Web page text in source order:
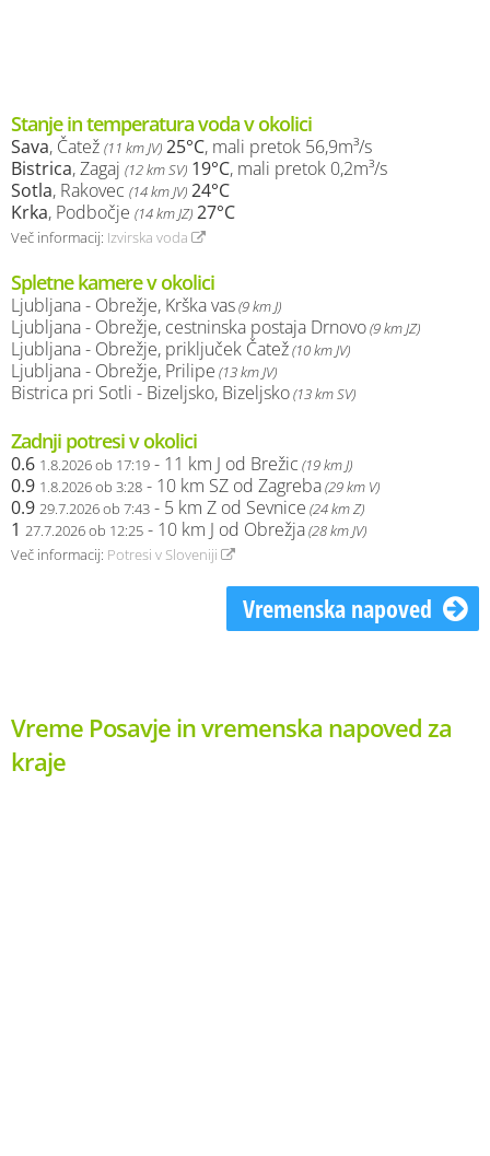
Stanje in temperatura voda v okolici
Sava, Čatež (11 km JV) 25°C, mali pretok 56,9m³/s
Bistrica, Zagaj (12 km SV) 19°C, mali pretok 0,2m³/s
Sotla, Rakovec (14 km JV) 24°C
Krka, Podbočje (14 km JZ) 27°C
Več informacij: Izvirska voda
Spletne kamere v okolici
Ljubljana - Obrežje, Krška vas(9 km J)
Ljubljana - Obrežje, cestninska postaja Drnovo(9 km JZ)
Ljubljana - Obrežje, priključek Čatež(10 km JV)
Ljubljana - Obrežje, Prilipe (13 km JV)
Bistrica pri Sotli - Bizeljsko, Bizeljsko(13 km SV)
Zadnji potresi v okolici
0.6 1.8.2026 ob 17:19 - 11 km J od Brežic (19 km J)
0.9 1.8.2026 ob 3:28 - 10 km SZ od Zagreba(29 km V)
0.9 29.7.2026 ob 7:43 - 5 km Z od Sevnice (24 km Z)
1 27.7.2026 ob 12:25 - 10 km J od Obrežja(28 km JV)
Več informacij: Potresi v Sloveniji
Vremenska napoved
Vreme Posavje in vremenska napoved za
kraje